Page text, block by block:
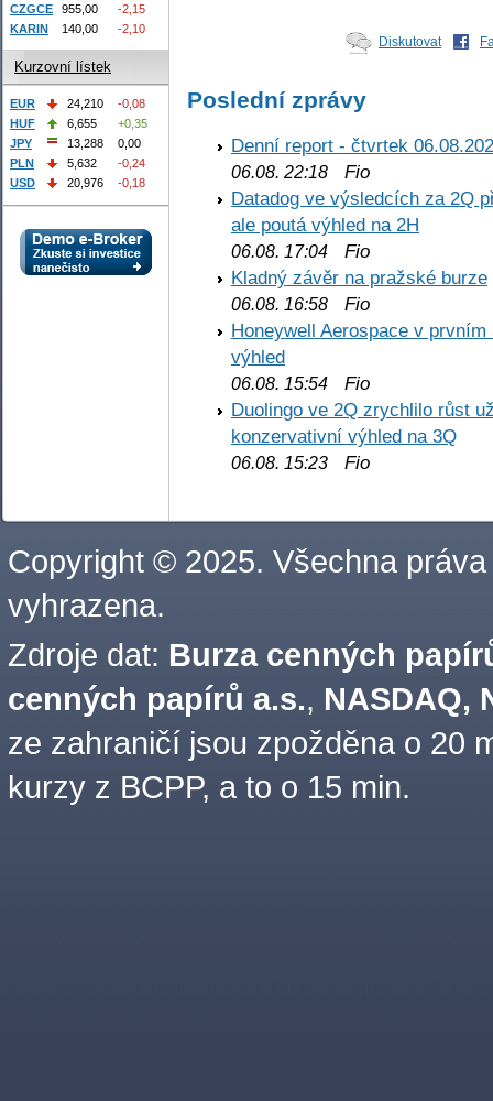
Diskutovat
Poslední zprávy
Denní report - čtvrtek
06.08. 22:18 Fio
Datadog ve výsledcích za 2Q
ale poutá výhled na 2H
06.08. 17:04 Fio
Kladný závěr na pražské burze
06.08. 16:58 Fio
Honeywell Aerospace v
výhled
06.08. 15:54 Fio
Duolingo ve 2Q zrychlilo růst
konzervativní výhled na 3Q
06.08. 15:23 Fio
CZGCE
955,00
-2,15
KARIN
140,00 -2,10
Kurzovní lístek
EUR 24,210
-0,08
HUF
6,655
+0,35
JPY
13,288
0,00
PLN
5,632
-0,24
USD
20,976 -0,18
Copyright © 2025. Všechna práva
vyhrazena.
Zdroje dat: Burza cenných
cenných papírů a.s., NASDAQ,
ze zahraničí jsou zpožděna o 20
kurzy z BCPP, a to o 15 min.